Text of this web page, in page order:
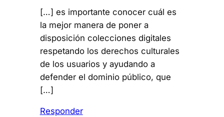
[…] es importante conocer cuál es
la mejor manera de poner a
disposición colecciones digitales
respetando los derechos culturales
de los usuarios y ayudando a
defender el dominio público, que
[…]
Responder